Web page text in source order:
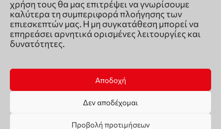
χρήση τους θα μας επιτρέψει να γνωρίσουμε
καλύτερα τη συμπεριφορά πλοήγησης των
επιεσκεπτών μας. Η μη συγκατάθεση μπορεί να
επηρεάσει αρνητικά ορισμένες λειτουργίες και
δυνατότητες.
Αποδοχή
Δεν αποδέχομαι
Προβολή προτιμήσεων